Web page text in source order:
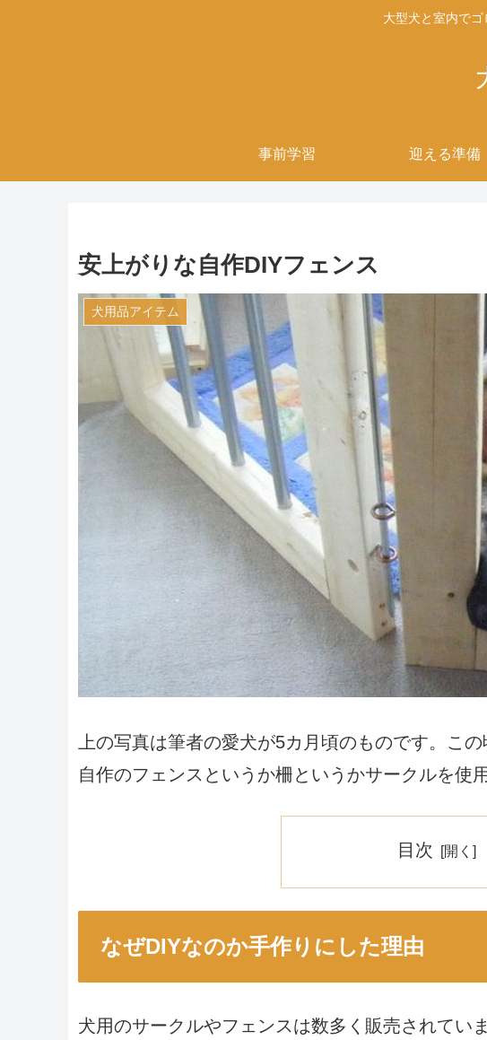
大型犬と室内で
事前学習 迎える準備
安上がりな自作DIYフェンス
犬用品アイテム
上の写真は筆者の愛犬が5カ月頃のものです。こ
自作のフェンスというか柵というかサークルを使
目次
なぜDIYなのか手作りにした理由
犬用のサークルやフェンスは数多く販売されてい